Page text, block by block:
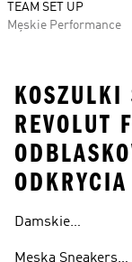
TEAM SET UP
Męskie Performance
KOSZULKI
REVOLUT
ODKRYCIA
Damskie
Męska Sneakersy